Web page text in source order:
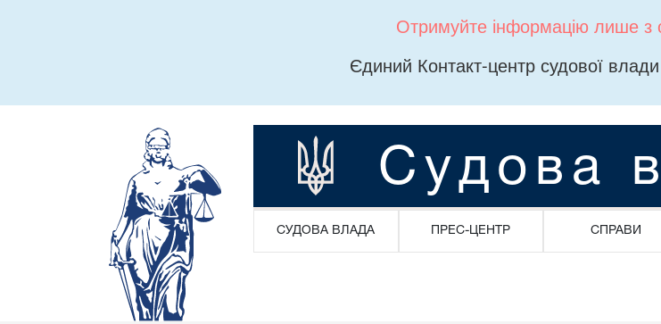
Отримуйте інформацію лише з
Єдиний Контакт-центр судової
Судова
СУДОВА ВЛАДА ПРЕС-ЦЕНТР СПРАВИ